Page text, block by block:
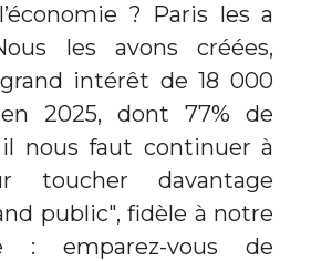
? Paris les a
les avons créées,
intérêt de 18 000
2025, dont 77% de
il nous faut continuer à
toucher davantage
public", fidèle à notre
: emparez-vous de